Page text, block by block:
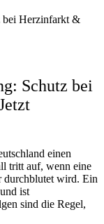
bei Herzinfarkt &
Schutz bei
einen
tritt auf, wenn eine
durchblutet wird. Ein
ist
sind die Regel,